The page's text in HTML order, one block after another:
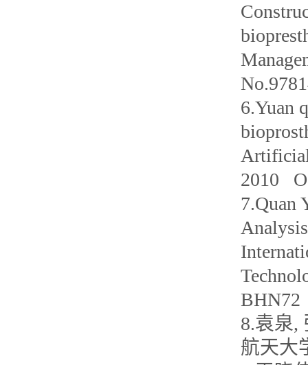
6.Yuan
2010
7.Quan
BHN72
8.袁泉,
航天大